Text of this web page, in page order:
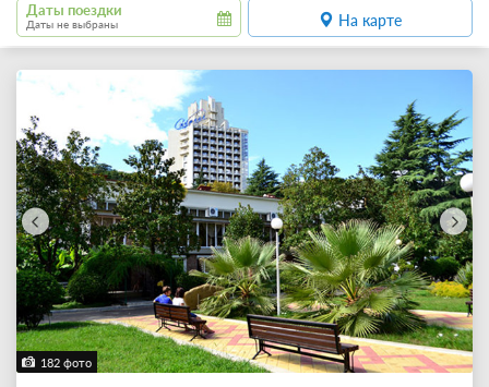
Даты поездки
Даты не выбраны На карте
182 фото